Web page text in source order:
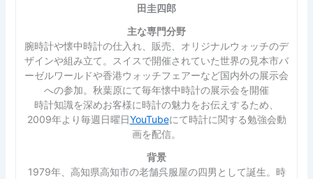
田圭四郎
主な専門分野
腕時計や懐中時計の仕入れ、販売、オリジナルウォッチのデ
ザインや組み立て。スイスで開催されていた世界の見本市バ
ーゼルワールドや香港ウォッチフェアーなど国内外の展示会
への参加。秋葉原にて毎年懐中時計の展示会を開催
時計知識を深めお客様に時計の魅力をお伝えするため、
2009年より毎週日曜日YouTubeにて時計に関する勉強会動
画を配信。
背景
1979年、高知県高知市の老舗呉服屋の四男として誕生。時